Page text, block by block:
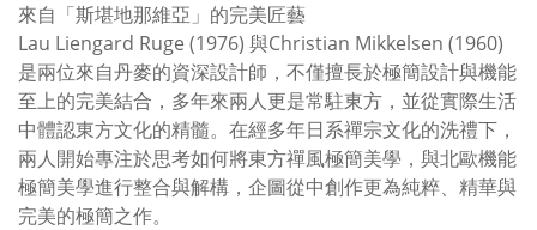
來自「斯堪地那維亞」的完美匠藝
Lau Liengard Ruge (1976) 與Christian Mikkelsen (1960)
是兩位來自丹麥的資深設計師，不僅擅長於極簡設計與機能
至上的完美結合，多年來兩人更是常駐東方，並從實際生活
中體認東方文化的精髓。在經多年日系禪宗文化的洗禮下，
兩人開始專注於思考如何將東方禪風極簡美學，與北歐機能
極簡美學進行整合與解構，企圖從中創作更為純粹、精華與
完美的極簡之作。